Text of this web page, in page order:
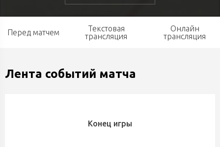
Перед матчем
Текстовая
трансляция
Онлайн
трансляция
Лента событий матча
Конец игры